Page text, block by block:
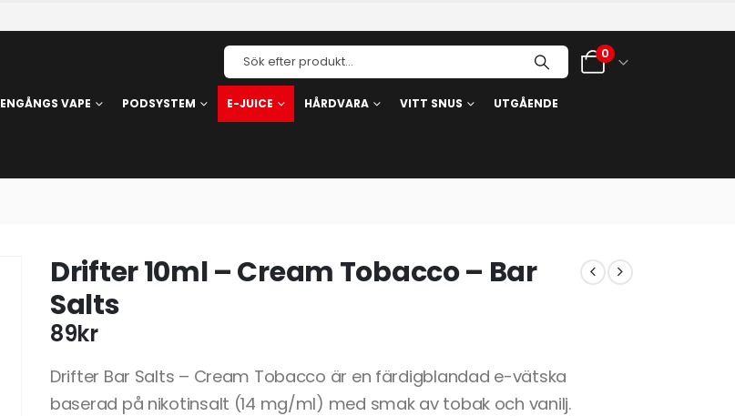
0
ENGÅNGS VAPE PODSYSTEM E-JUICE HÅRDVARA VITT SNUS UTGÅENDE
Drifter 10ml – Cream Tobacco – Bar
Salts
89kr
Drifter Bar Salts – Cream Tobacco är en färdigblandad e-vätska
baserad på nikotinsalt (14 mg/ml) med smak av tobak och vanilj.